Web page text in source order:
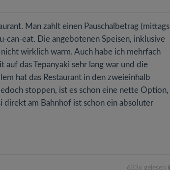
Man zahlt einen Pauschalbetrag (mittags
can-eat. Die angebotenen Speisen, inklusive
wirklich warm. Auch habe ich mehrfach
auf das Tepanyaki sehr lang war und die
hat das Restaurant in den zweieinhalb
stoppen, ist es schon eine nette Option,
direkt am Bahnhof ist schon ein absoluter
633x gelesen